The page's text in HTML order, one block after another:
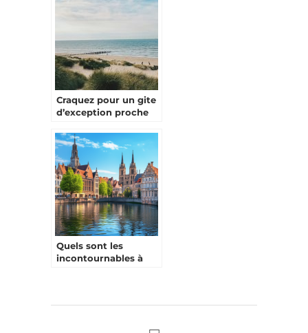
Craquez pour un gite
d’exception proche
Quels sont les
incontournables à